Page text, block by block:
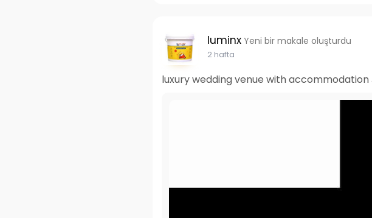
luminx Yeni bir makale oluşturdu
2 hafta
luxury wedding venue with accommodation